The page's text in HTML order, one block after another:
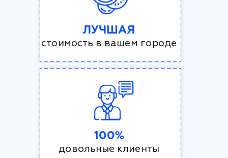
ЛУЧШАЯ
стоимость в вашем городе
100%
довольные клиенты